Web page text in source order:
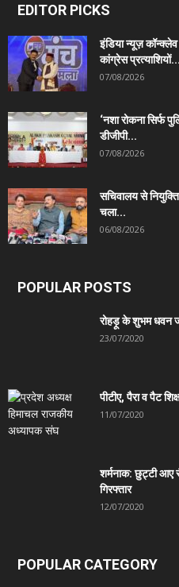
EDITOR PICKS
इंडिया न्यूज़
कांग्रेस प्रत्याशियों...
07/08/2026
‘नशा रोकना सिर्फ
डीजीपी...
07/08/2026
सचिवालय से
चला...
06/08/2026
POPULAR POSTS
रोहड़ू के शुभम धवन
23/07/2020
पीटीए, पैरा व पैट
11/07/2020
शर्मनाक: छुट्टी आए
गिरफ्तार
12/07/2020
POPULAR CATEGORY